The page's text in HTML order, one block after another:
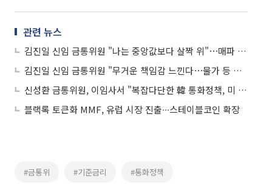
관련 뉴스
김진일 신임 금통위원 "나는 중앙값보다 살짝 위"⋯매파 성향 인정
김진일 신임 금통위원 "무거운 책임감 느낀다⋯물가 등 통화정책 목표에 최선"
신성환 금통위원, 이임사서 "복잡다단한 韓 통화정책, 미 연준보다 어려워"
블랙록 토큰화 MMF, 유럽 시장 진출∙∙∙스테이블코인 확장
#금통위 #기준금리 #통화정책